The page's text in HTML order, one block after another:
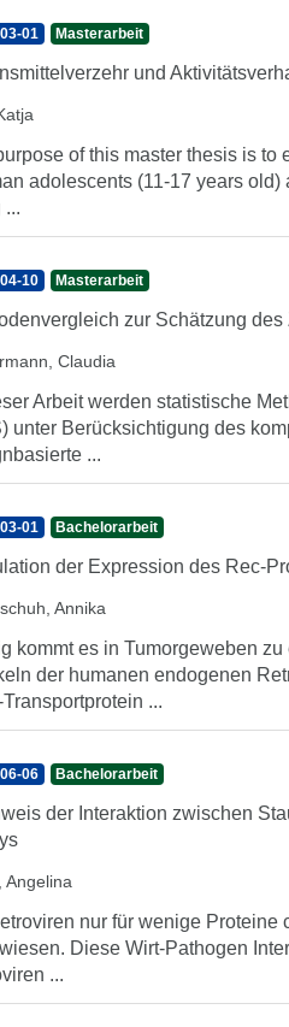
01 Masterarbeit
und
of this master thesis is
adolescents (11-17 years
...
10 Masterarbeit
zur Schätzung
Claudia
Arbeit werden statistische
unter Berücksichtigung des
...
01 Bachelorarbeit
der Expression des Rec-
Annika
kommt es in Tumorgeweben
der humanen endogenen
...
06 Bachelorarbeit
der Interaktion zwischen
Angelina
nur für wenige Proteine
Diese Wirt-Pathogen
...